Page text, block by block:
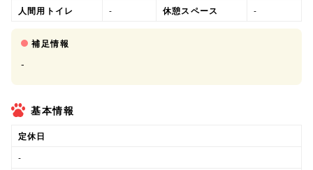
人間用トイレ - 休憩スペース -
補足情報
-
基本情報
定休日
-